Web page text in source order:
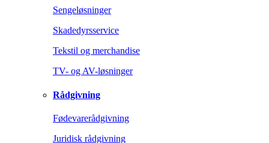
Sengeløsninger
Skadedyrsservice
Tekstil og merchandise
TV- og AV-løsninger
Rådgivning
Fødevarerådgivning
Juridisk rådgivning